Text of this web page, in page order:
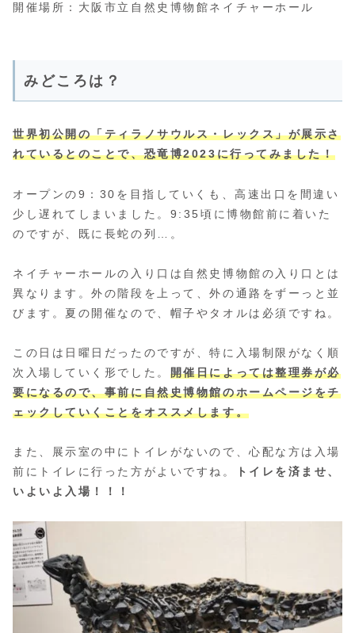
開催場所：大阪市立自然史博物館ネイチャーホール
みどころは？
世界初公開の「ティラノサウルス・レックス」が展示さ
れているとのことで、恐竜博2023に行ってみました！
オープンの9：30を目指していくも、高速出口を間違い
少し遅れてしまいました。9:35頃に博物館前に着いた
のですが、既に長蛇の列…。
ネイチャーホールの入り口は自然史博物館の入り口とは
異なります。外の階段を上って、外の通路をずーっと並
びます。夏の開催なので、帽子やタオルは必須ですね。
この日は日曜日だったのですが、特に入場制限がなく順
次入場していく形でした。 開催日によっては整理券が必
要になるので、事前に自然史博物館のホームページをチ
ェックしていくことをオススメします。
また、展示室の中にトイレがないので、心配な方は入場
前にトイレに行った方がよいですね。
トイレを済ませ、
いよいよ入場！！！